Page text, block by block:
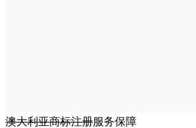
澳大利亚商标注册服务保障